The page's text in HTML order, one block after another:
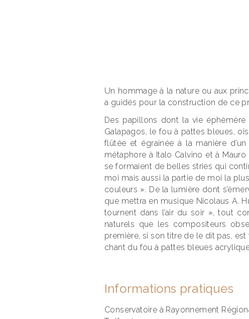
Un hommage à la nature ou aux
a guidés pour la construction de ce
Des papillons dont la vie éphémère
Galapagos, le fou à pattes bleues,
flûtée et égrainée à la manière
métaphore à Italo Calvino et à
se formaient de belles stries qui
moi mais aussi la partie de moi la
couleurs ». De la lumière dont
que mettra en musique Nicolaus A.
tournent dans l’air du soir », tout
naturels que les compositeurs
première, si son titre de le dit pas,
chant du fou à pattes bleues
Informations pratiques
Conservatoire à Rayonnement